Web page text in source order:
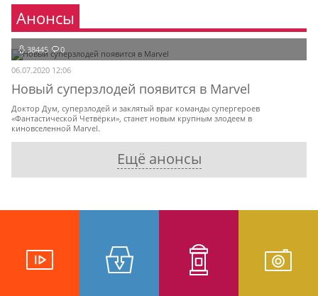
Анонсы
38445 0
06.07.2020 12:06
Новый суперзлодей появится в Marvel
Доктор Дум, суперзлодей и заклятый враг команды супергероев
«Фантастической Четвёрки», станет новым крупным злодеем в
киновселенной Marvel.
Ещё анонсы